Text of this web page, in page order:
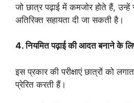
जो छात्र पढ़ाई में कमजोर होते हैं,
अतिरिक्त सहायता दी जा सकती है।
4. नियमित पढ़ाई की आदत बनाने के
इस प्रकार की परीक्षाएं छात्रों को
प्रेरित करती हैं।